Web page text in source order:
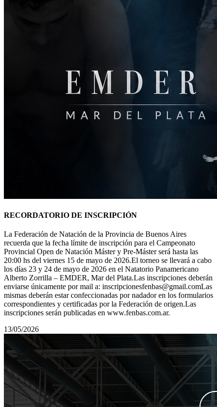
RECORDATORIO DE INSCRIPCIÓN
La Federación de Natación de la Provincia de Buenos Aires
recuerda que la fecha límite de inscripción para el Campeonato
Provincial Open de Natación Máster y Pre-Máster será hasta las
20:00 hs del viernes 15 de mayo de 2026.El torneo se llevará a cabo
los días 23 y 24 de mayo de 2026 en el Natatorio Panamericano
Alberto Zorrilla – EMDER, Mar del Plata.Las inscripciones deberán
enviarse únicamente por mail a: inscripcionesfenbas@gmail.comLas
mismas deberán estar confeccionadas por nadador en los formularios
correspondientes y certificadas por la Federación de origen.Las
inscripciones serán publicadas en www.fenbas.com.ar.
13/05/2026